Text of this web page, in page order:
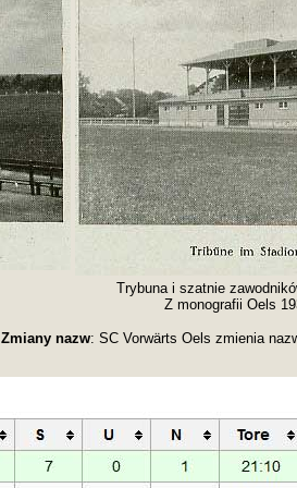
Trybuna i szatnie
Z monografii Oels
Zmiany nazw: SC Vorwärts Oels zmienia